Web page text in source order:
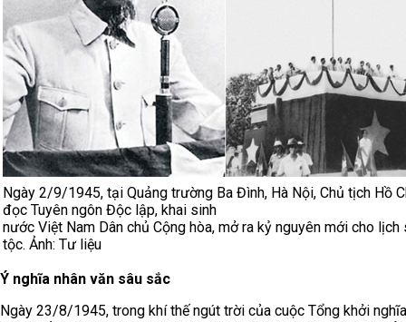
Ngày 2/9/1945, tại Quảng trường Ba Đình, Hà Nội, Chủ tịch Hồ
đọc Tuyên ngôn Độc lập, khai sinh
nước Việt Nam Dân chủ Cộng hòa, mở ra kỷ nguyên mới cho lịch
tộc. Ảnh: Tư liệu
Ý nghĩa nhân văn sâu sắc
Ngày 23/8/1945, trong khí thế ngút trời của cuộc Tổng khởi